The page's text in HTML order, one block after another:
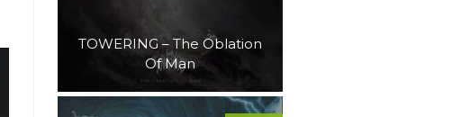
TOWERING – The Oblation
Of Man